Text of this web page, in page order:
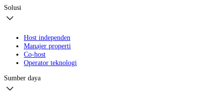
Solusi
Host independen
Manajer properti
Co-host
Operator teknologi
Sumber daya